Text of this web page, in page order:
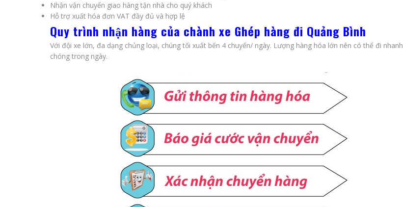
Nhận vận chuyển giao hàng tận nhà cho quý khách
Hỗ trợ xuất hóa đơn VAT đầy đủ và hợp lệ
Quy trình nhận hàng của chành xe Ghép hàng đi Quảng Bình
Với đội xe lớn, đa dạng chủng loại, chúng tối xuất bến 4 chuyến/ ngày. Lượng hàng hóa lớn nên có thể đi nhanh
chóng trong ngày.